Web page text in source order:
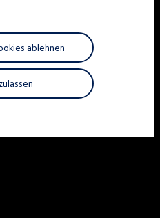
Flüssigkeiten
ablehnen